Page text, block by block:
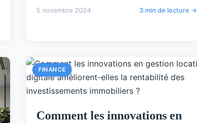
5 novembre 2024 3 min de lecture →
FINANCE
Comment les innovations en